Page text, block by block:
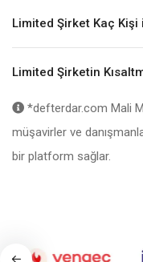
Limited Şirket Kaç Kişi
Limited Şirketin
*defterdar.com Mali
müşavirler ve
bir platform sağlar.